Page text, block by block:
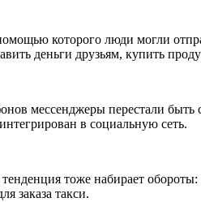
которого люди могли
деньги друзьям, купить
мессенджеры перестали
в социальную сеть.
тоже набирает обороты:
заказа такси.